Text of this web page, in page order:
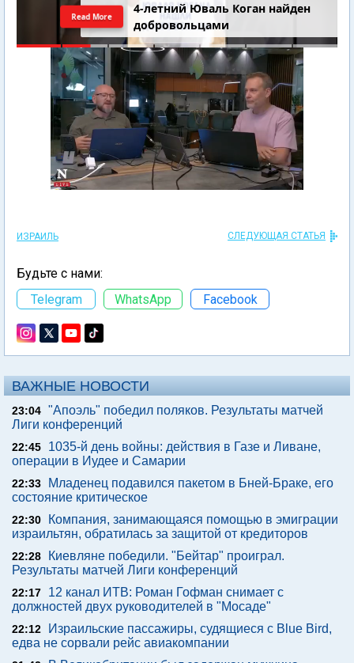
4-летний Юваль Коган найден
добровольцами
Read More
ИЗРАИЛЬ СЛЕДУЮЩАЯ СТАТЬЯ
Будьте с нами:
Telegram
WhatsApp Facebook
ВАЖНЫЕ НОВОСТИ
23:04 "Апоэль" победил поляков. Результаты матчей
Лиги конференций
22:45
1035-й день войны: действия в Газе и Ливане,
операции в Иудее и Самарии
22:33
Младенец подавился пакетом в Бней-Браке, его
состояние критическое
22:30
Компания, занимающаяся помощью в эмиграции
израильтян, обратилась за защитой от кредиторов
22:28
Киевляне победили. "Бейтар" проиграл.
Результаты матчей Лиги конференций
22:17
12 канал ИТВ: Роман Гофман снимает с
должностей двух руководителей в "Мосаде"
22:12
Израильские пассажиры, судящиеся с Blue Bird,
едва не сорвали рейс авиакомпании